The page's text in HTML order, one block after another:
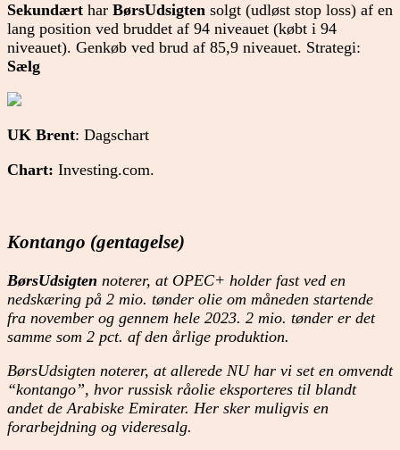
Sekundært har BørsUdsigten solgt (udløst stop loss) af en
lang position ved bruddet af 94 niveauet (købt i 94
niveauet). Genkøb ved brud af 85,9 niveauet. Strategi:
Sælg
UK Brent: Dagschart
Chart: Investing.com.
Kontango (gentagelse)
BørsUdsigten noterer, at OPEC+ holder fast ved en
nedskæring på 2 mio. tønder olie om måneden startende
fra november og gennem hele 2023. 2 mio. tønder er det
samme som 2 pct. af den årlige produktion.
BørsUdsigten noterer, at allerede NU har vi set en omvendt
“kontango”, hvor russisk råolie eksporteres til blandt
andet de Arabiske Emirater. Her sker muligvis en
forarbejdning og videresalg.